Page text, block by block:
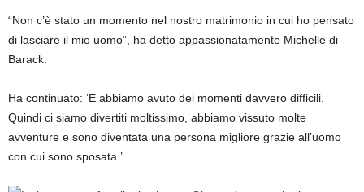
“Non c’è stato un momento nel nostro matrimonio in cui ho pensato
di lasciare il mio uomo”, ha detto appassionatamente Michelle di
Barack.
Ha continuato: ‘E abbiamo avuto dei momenti davvero difficili.
Quindi ci siamo divertiti moltissimo, abbiamo vissuto molte
avventure e sono diventata una persona migliore grazie all’uomo
con cui sono sposata.’